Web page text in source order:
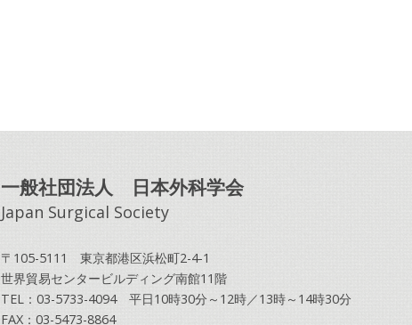
一般社団法人 日本外科学会
Japan Surgical Society
〒105-5111 東京都港区浜松町2-4-1
世界貿易センタービルディング南館11階
TEL：03-5733-4094 平日10時30分～12時／13時～14時30分
FAX：03-5473-8864